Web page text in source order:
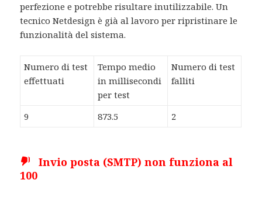
perfezione e potrebbe risultare inutilizzabile. Un
tecnico Netdesign è già al lavoro per ripristinare le
funzionalità del sistema.
Numero di test
effettuati
Tempo medio
in millisecondi
per test
Numero di test
falliti
9 873.5 2
Invio posta (SMTP) non funziona al
100